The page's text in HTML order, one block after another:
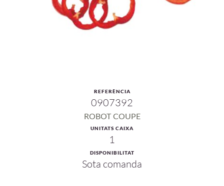
REFERÈNCIA
0907392
ROBOT COUPE
UNITATS CAIXA
1
DISPONIBILITAT
Sota comanda